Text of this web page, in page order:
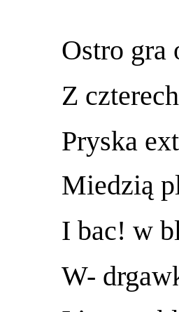
Ostro gra
Z
Pryska
Miedzią
I bac! w
W-